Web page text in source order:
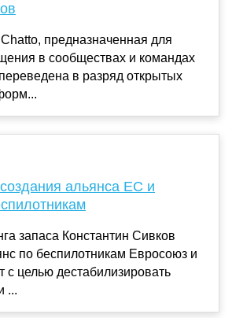
предназначенная для
в сообществах и командах
в разряд открытых
альянса ЕС и
запаса Константин Сивков
по беспилотникам Евросоюз и
с целью дестабилизировать
...